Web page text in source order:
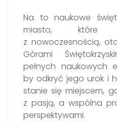
Na to naukowe
miasto, które
z nowoczesnością,
Górami
pełnych naukowych
by odkryć jego urok i
stanie się miejscem,
z pasją, a wspólna
perspektywami.